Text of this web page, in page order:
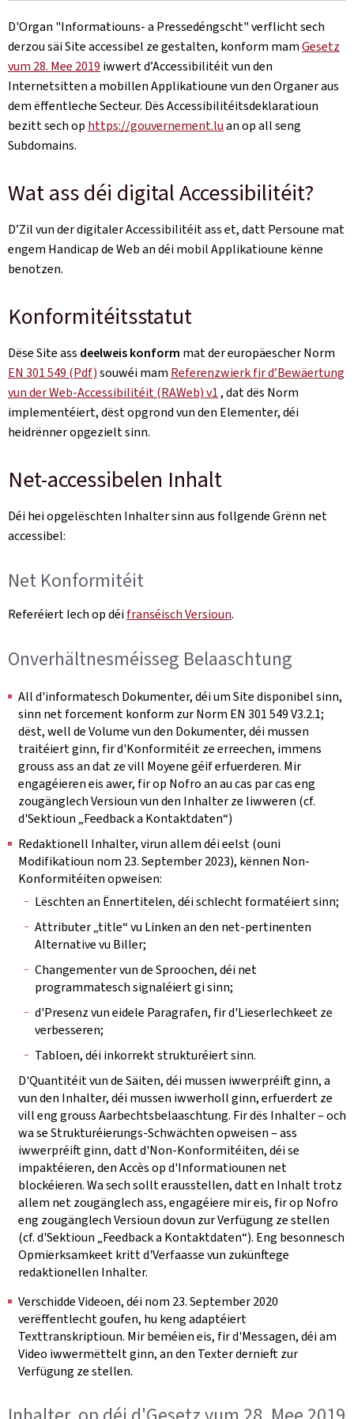
D'Organ "Informatiouns- a Pressedéngscht"verflicht sech
derzou säi Site accessibel ze gestalten, konform mamGesetz
vum 28. Mee 2019 iwwert d’Accessibilitéit vun den
Internetsitten a mobillen Applikatioune vun den Organer aus
dem ëffentleche Secteur. Dës Accessibilitéitsdeklaratioun
bezitt sech op https://gouvernement.luan op all seng
Subdomains.
Wat ass déi digital Accessibilitéit?
D’Zil vun der digitaler Accessibilitéit ass et, datt Persoune mat
engem Handicap de Web an déi mobil Applikatioune kënne
benotzen.
Konformitéitsstatut
Dëse Site ass deelweis konform mat der europäescher Norm
EN 301 549 (Pdf)souwéi mam Referenzwierk fir d’Bewäertung
vun der Web-Accessibilitéit (RAWeb) v1, dat dës Norm
implementéiert, dëst opgrond vun den Elementer, déi
heidrënner opgezielt sinn.
Net-accessibelen Inhalt
Déi hei opgelëschten Inhalter sinn aus follgende Grënn net
accessibel:
Net Konformitéit
Referéiert Iech op déifranséisch Versioun.
Onverhältnesméisseg Belaaschtung
All d'informatesch Dokumenter, déi um Site disponibel sinn,
sinn net forcement konform zur Norm EN 301 549 V3.2.1;
dëst, well de Volume vun den Dokumenter, déi mussen
traitéiert ginn, fir d'Konformitéit ze erreechen, immens
grouss ass an dat ze vill Moyene géif erfuerderen. Mir
engagéieren eis awer, fir op Nofro an au cas par cas eng
zougänglech Versioun vun den Inhalter ze liwweren (cf.
d'Sektioun „Feedback a Kontaktdaten“)
Redaktionell Inhalter, virun allem déi eelst (ouni
Modifikatioun nom 23. September 2023), kënnen Non-
Konformitéiten opweisen:
Lëschten an Ënnertitelen, déi schlecht formatéiert sinn;
Attributer „title“ vu Linken an den net-pertinenten
Alternative vu Biller;
Changementer vun de Sproochen, déi net
programmatesch signaléiert gi sinn;
d'Presenz vun eidele Paragrafen, fir d'Lieserlechkeet ze
verbesseren;
Tabloen, déi inkorrekt strukturéiert sinn.
D'Quantitéit vun de Säiten, déi mussen iwwerpréift ginn, a
vun den Inhalter, déi mussen iwwerholl ginn, erfuerdert ze
vill eng grouss Aarbechtsbelaaschtung. Fir dës Inhalter ‒ och
wa se Strukturéierungs-Schwächten opweisen ‒ ass
iwwerpréift ginn, datt d'Non-Konformitéiten, déi se
impaktéieren, den Accès op d'Informatiounen net
blockéieren. Wa sech sollt erausstellen, datt en Inhalt trotz
allem net zougänglech ass, engagéiere mir eis, fir op Nofro
eng zougänglech Versioun dovun zur Verfügung ze stellen
(cf. d'Sektioun „Feedback a Kontaktdaten“). Eng besonnesch
Opmierksamkeet kritt d'Verfaasse vun zukünftege
redaktionellen Inhalter.
Verschidde Videoen, déi nom 23. September 2020
verëffentlecht goufen, hu keng adaptéiert
Texttranskriptioun. Mir beméien eis, fir d'Messagen, déi am
Video iwwermëttelt ginn, an den Texter dernieft zur
Verfügung ze stellen.